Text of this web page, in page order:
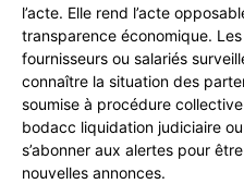
l’acte. Elle rend l’acte
transparence économique.
fournisseurs ou salariés
connaître la situation des
soumise à procédure collective
bodacc liquidation judiciaire
s’abonner aux alertes pour
nouvelles annonces.